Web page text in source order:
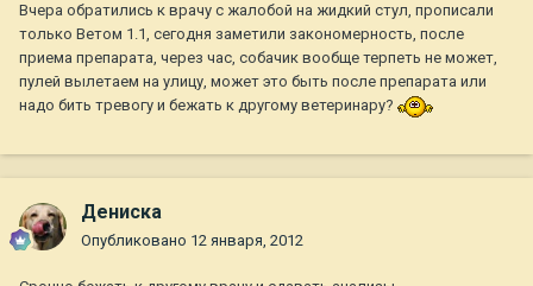
Вчера обратились к врачу с жалобой на жидкий стул, прописали
только Ветом 1.1, сегодня заметили закономерность, после
приема препарата, через час, собачик вообще терпеть не может,
пулей вылетаем на улицу, может это быть после препарата или
надо бить тревогу и бежать к другому ветеринару?
Дениска
Опубликовано 12 января, 2012